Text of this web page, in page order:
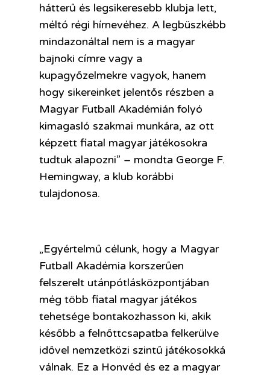
hátterű és legsikeresebb klubja lett,
méltó régi hírnevéhez. A legbüszkébb
mindazonáltal nem is a magyar
bajnoki címre vagy a
kupagyőzelmekre vagyok, hanem
hogy sikereinket jelentős részben a
Magyar Futball Akadémián folyó
kimagasló szakmai munkára, az ott
képzett fiatal magyar játékosokra
tudtuk alapozni” – mondta George F.
Hemingway, a klub korábbi
tulajdonosa.
„Egyértelmű célunk, hogy a Magyar
Futball Akadémia korszerűen
felszerelt utánpótlásközpontjában
még több fiatal magyar játékos
tehetsége bontakozhasson ki, akik
később a felnőttcsapatba felkerülve
idővel nemzetközi szintű játékosokká
válnak. Ez a Honvéd és ez a magyar